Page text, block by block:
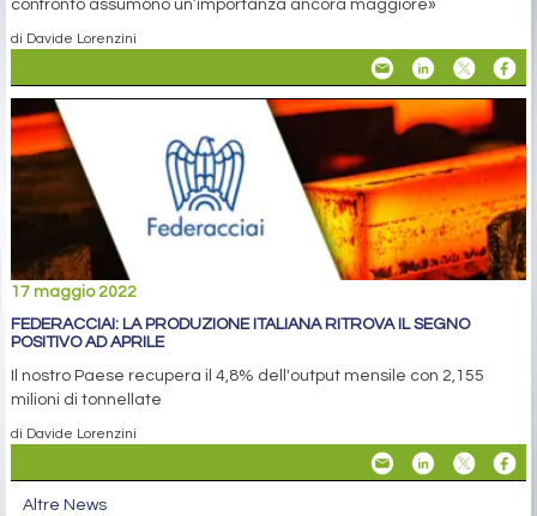
confronto assumono un’importanza ancora maggiore»
di Davide Lorenzini
17 maggio 2022
FEDERACCIAI: LA PRODUZIONE ITALIANA RITROVA IL SEGNO
POSITIVO AD APRILE
Il nostro Paese recupera il 4,8% dell'output mensile con 2,155
milioni di tonnellate
di Davide Lorenzini
Altre News